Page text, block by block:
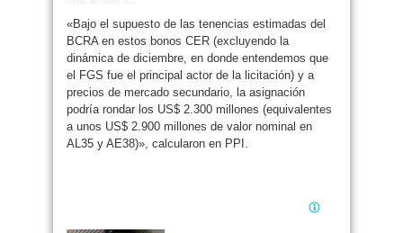
«Bajo el supuesto de las tenencias estimadas del
BCRA en estos bonos CER (excluyendo la
dinámica de diciembre, en donde entendemos que
el FGS fue el principal actor de la licitación) y a
precios de mercado secundario, la asignación
podría rondar los US$ 2.300 millones (equivalentes
a unos US$ 2.900 millones de valor nominal en
AL35 y AE38)», calcularon en PPI.